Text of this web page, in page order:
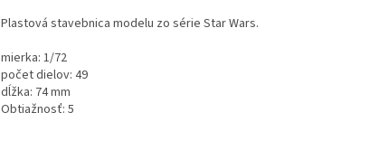
Plastová stavebnica modelu zo série Star Wars.
mierka: 1/72
počet dielov: 49
dĺžka: 74 mm
Obtiažnosť: 5